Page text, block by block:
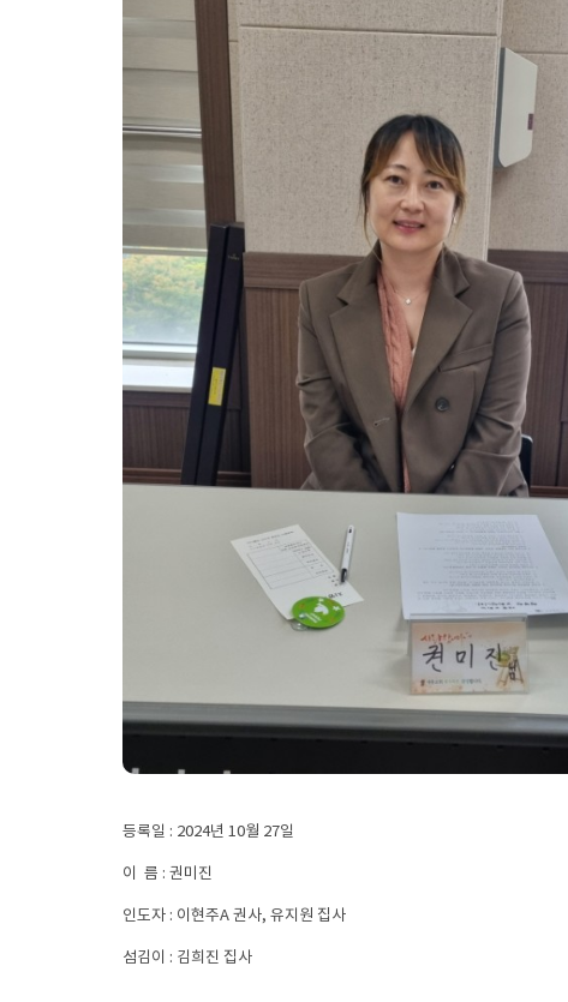
등록일 : 2024년 10월 27일
이 름 : 권미진
인도자 : 이현주A 권사, 유지원 집사
섬김이 : 김희진 집사